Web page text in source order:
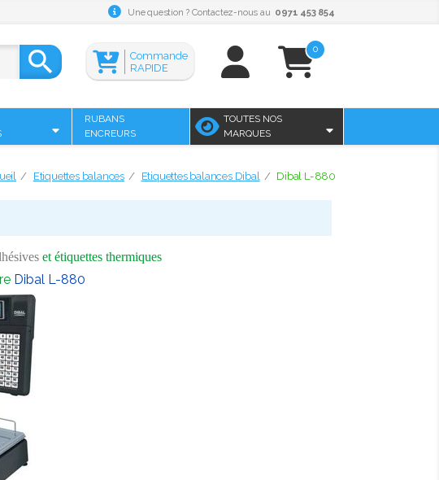
Une question ? Contactez-nous au 0971 453 854
 0
Commande
RAPIDE
RUBANS
ENCREURS
TOUTES NOS
MARQUES
Etiquettes balances Etiquettes balances Dibal Dibal L-880
et étiquettes thermiques
Dibal L-880